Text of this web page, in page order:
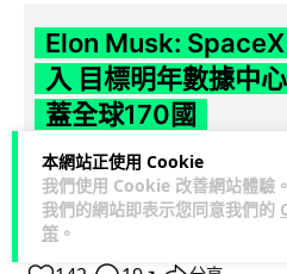
本網站正使用 Cookie
我們使用 Cookie 改善網站體驗
我們的網站即表示您同意我們的
策 。
Elon Musk:
入 目標明年數據中
蓋全球170國
SpaceX 公佈最新第二季業績，
季度收入按年飆升 92% 至 78 億
全文